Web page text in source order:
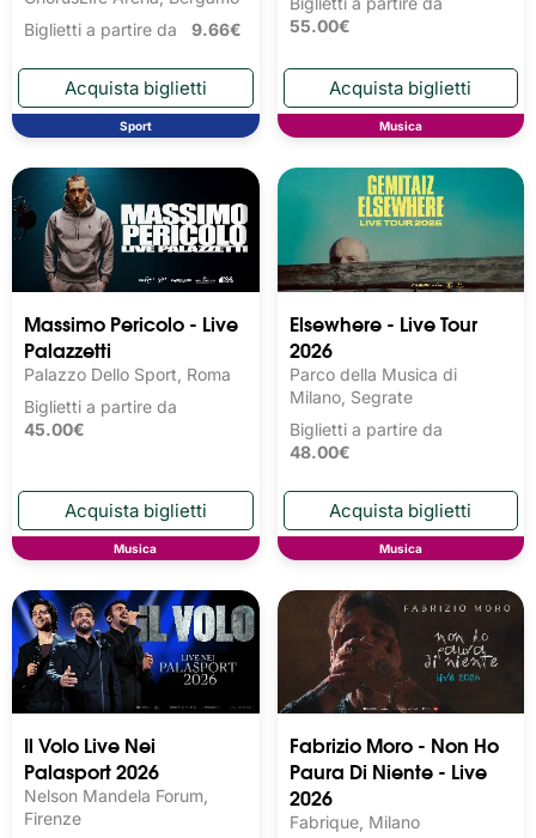
Biglietti a partire da 9.66€
Sport
55.00€
Musica
Massimo Pericolo - Live
Palazzetti
Palazzo Dello Sport, Roma
Biglietti a partire da
45.00€
Musica
Elsewhere - Live Tour
2026
Parco della Musica di
Milano, Segrate
Biglietti a partire da
48.00€
Musica
Il Volo Live Nei
Palasport 2026
Nelson Mandela Forum,
Firenze
Fabrizio Moro - Non Ho
Paura Di Niente - Live
2026
Fabrique, Milano